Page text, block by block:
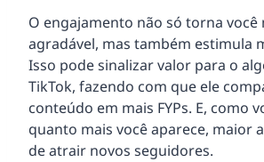
O engajamento não só torna você
agradável, mas também estimula
Isso pode sinalizar valor para o
TikTok, fazendo com que ele
conteúdo em mais FYPs. E, como
quanto mais você aparece, maior
de atrair novos seguidores.